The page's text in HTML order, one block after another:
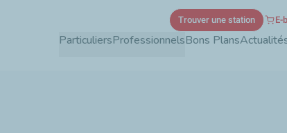
ParticuliersProfessionnelsBons Plans
Trouver une station E-